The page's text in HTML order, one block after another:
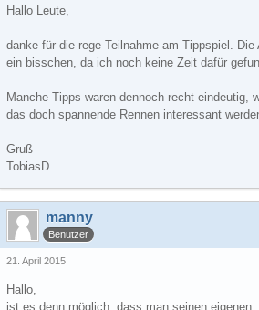
Hallo Leute,
danke für die rege Teilnahme am Tippspiel. Die
ein bisschen, da ich noch keine Zeit dafür
Manche Tipps waren dennoch recht eindeutig,
das doch spannende Rennen interessant
Gruß
TobiasD
manny
Benutzer
21. April 2015
Hallo,
ist es denn möglich, dass man seinen eigenen